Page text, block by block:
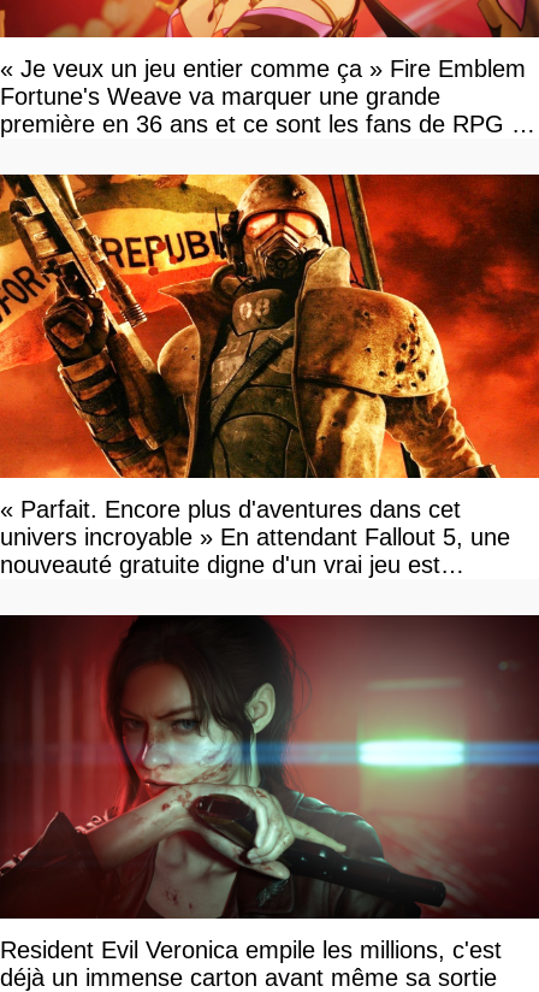
« Je veux un jeu entier comme ça » Fire Emblem
Fortune's Weave va marquer une grande
première en 36 ans et ce sont les fans de RPG en
« Parfait. Encore plus d'aventures dans cet
univers incroyable » En attendant Fallout 5, une
nouveauté gratuite digne d'un vrai jeu est
Resident Evil Veronica empile les millions, c'est
déjà un immense carton avant même sa sortie